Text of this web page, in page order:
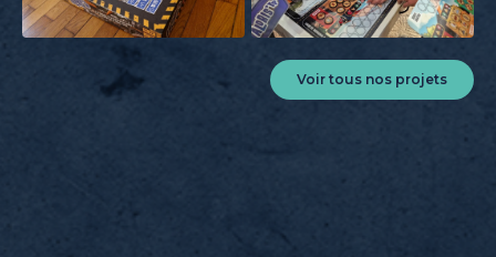
Voir tous nos projets